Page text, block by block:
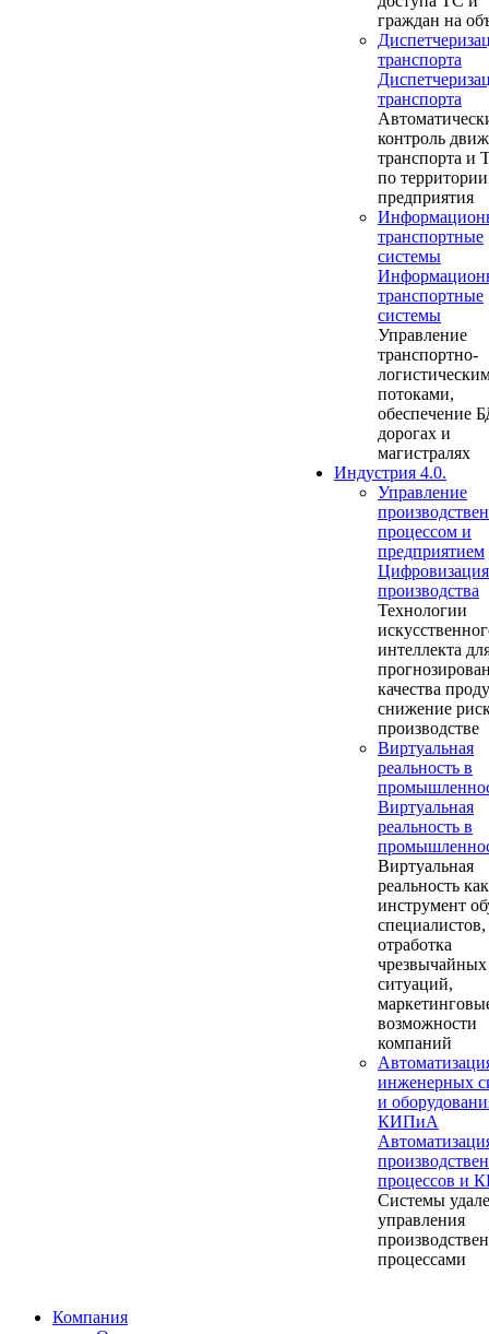
граждан на
транспорта
транспорта
контроль
транспорта
по территории
предприятия
транспортные
системы
транспортные
системы
Управление
транспортно-
потоками,
обеспечение
дорогах и
магистралях
Индустрия 4.0.
Управление
процессом и
предприятием
Цифровизация
производства
Технологии
интеллекта
качества
снижение
производстве
Виртуальная
реальность в
Виртуальная
реальность в
Виртуальная
реальность как
инструмент
специалистов,
отработка
чрезвычайных
ситуаций,
возможности
компаний
инженерных
и
КИПиА
процессов и
Системы
управления
процессами
Компания